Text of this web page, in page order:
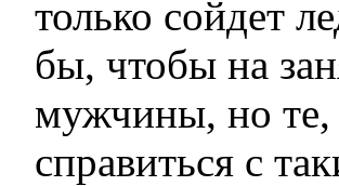
только сойдет
бы, чтобы на
мужчины, но те,
справиться с